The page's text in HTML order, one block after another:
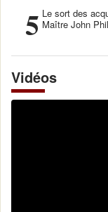
5 Le sort des
Maître John
Vidéos